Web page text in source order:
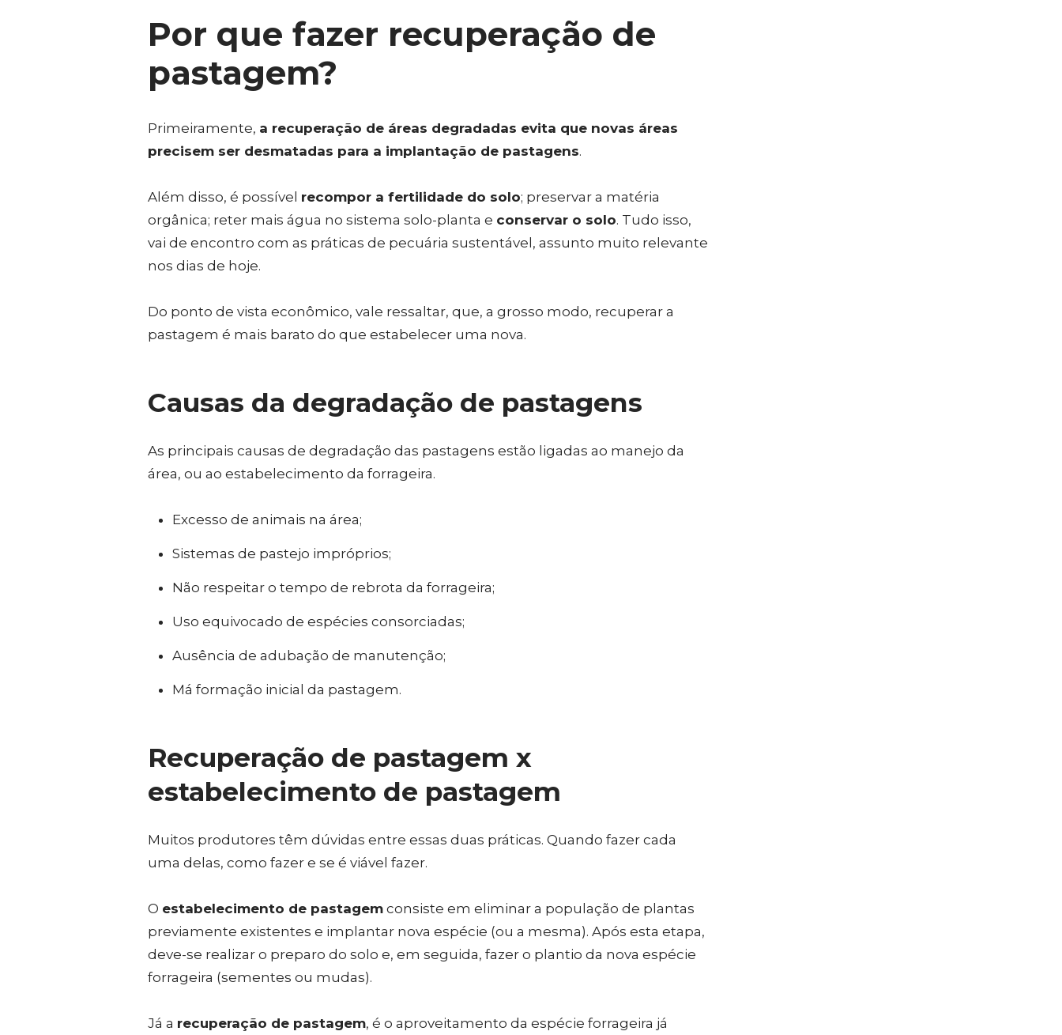
Por que fazer recuperação de
pastagem?
Primeiramente, a recuperação de áreas degradadas evita que novas áreas
precisem ser desmatadas para a implantação de pastagens.
Além disso, é possível recompor a fertilidade do solo; preservar a matéria
orgânica; reter mais água no sistema solo-planta e conservar o solo. Tudo isso,
vai de encontro com as práticas de pecuária sustentável, assunto muito relevante
nos dias de hoje.
Do ponto de vista econômico, vale ressaltar, que, a grosso modo, recuperar a
pastagem é mais barato do que estabelecer uma nova.
Causas da degradação de pastagens
As principais causas de degradação das pastagens estão ligadas ao manejo da
área, ou ao estabelecimento da forrageira.
Excesso de animais na área;
Sistemas de pastejo impróprios;
Não respeitar o tempo de rebrota da forrageira;
Uso equivocado de espécies consorciadas;
Ausência de adubação de manutenção;
Má formação inicial da pastagem.
Recuperação de pastagem x
estabelecimento de pastagem
Muitos produtores têm dúvidas entre essas duas práticas. Quando fazer cada
uma delas, como fazer e se é viável fazer.
O estabelecimento de pastagem consiste em eliminar a população de plantas
previamente existentes e implantar nova espécie (ou a mesma). Após esta etapa,
deve-se realizar o preparo do solo e, em seguida, fazer o plantio da nova espécie
forrageira (sementes ou mudas).
Já a recuperação de pastagem, é o aproveitamento da espécie forrageira já